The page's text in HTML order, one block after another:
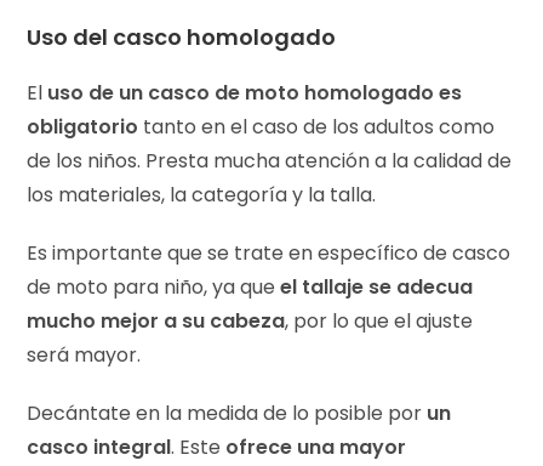
Uso del casco homologado
El uso de un casco de moto homologado es
obligatorio tanto en el caso de los adultos como
de los niños. Presta mucha atención a la calidad de
los materiales, la categoría y la talla.
Es importante que se trate en específico de casco
de moto para niño, ya queel tallaje se adecua
mucho mejor a su cabeza, por lo que el ajuste
será mayor.
Decántate en la medida de lo posible por un
casco integral. Este ofrece una mayor